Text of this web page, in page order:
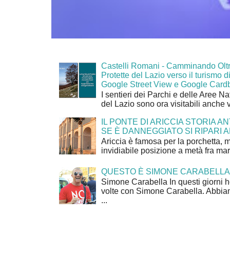
Castelli Romani - Camminando
Protette del Lazio verso il turismo
Google Street View e Google
I sentieri dei Parchi e delle Aree
del Lazio sono ora visitabili anche
IL PONTE DI ARICCIA STORIA
SE È DANNEGGIATO SI RIPARI
Ariccia è famosa per la porchetta,
invidiabile posizione a metà fra
QUESTO È SIMONE CARABELLA
Simone Carabella In questi giorni
volte con Simone Carabella.
...